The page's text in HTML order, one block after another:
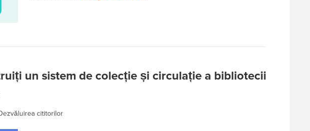
un sistem de colecție și circulație a bibliotecii
cititorilor